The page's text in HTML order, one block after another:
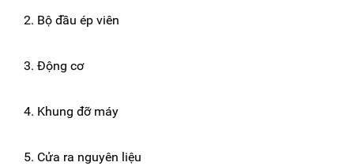
2. Bộ đầu ép viên
3. Động cơ
4. Khung đỡ máy
5. Cửa ra nguyên liệu